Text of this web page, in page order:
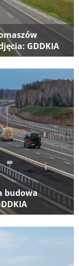
GDDKIA
budowa